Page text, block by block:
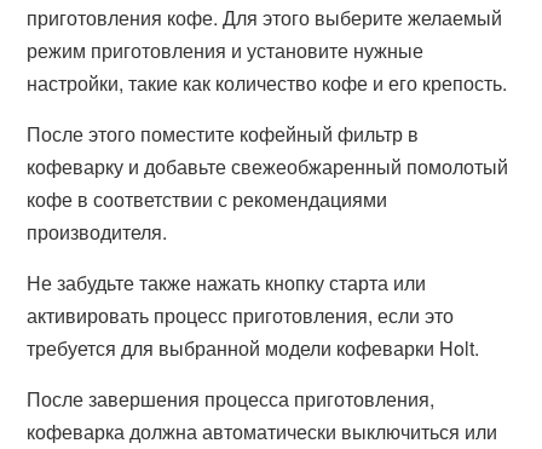
приготовления кофе. Для этого выберите желаемый
режим приготовления и установите нужные
настройки, такие как количество кофе и его крепость.
После этого поместите кофейный фильтр в
кофеварку и добавьте свежеобжаренный помолотый
кофе в соответствии с рекомендациями
производителя.
Не забудьте также нажать кнопку старта или
активировать процесс приготовления, если это
требуется для выбранной модели кофеварки Holt.
После завершения процесса приготовления,
кофеварка должна автоматически выключиться или